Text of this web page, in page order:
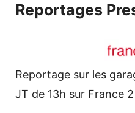
Reportages
Reportage sur les
JT de 13h sur France